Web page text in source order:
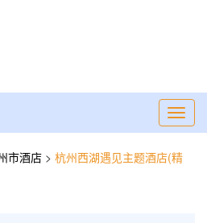
市酒店 > 杭州西湖遇见主题酒店(精